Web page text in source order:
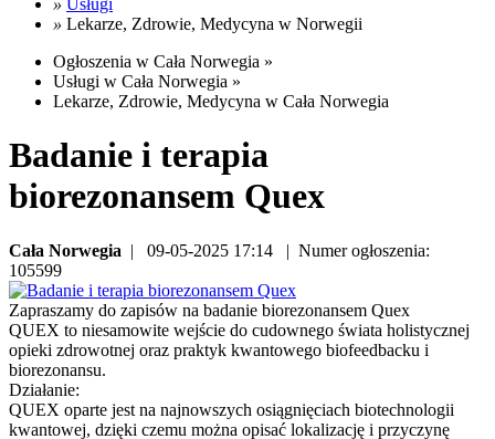
» Usługi
» Lekarze, Zdrowie, Medycyna w Norwegii
Ogłoszenia w Cała Norwegia »
Usługi w Cała Norwegia »
Lekarze, Zdrowie, Medycyna w Cała Norwegia
Badanie i terapia
biorezonansem Quex
Cała Norwegia | 09-05-2025 17:14 | Numer ogłoszenia:
105599
Zapraszamy do zapisów na badanie biorezonansem Quex
QUEX to niesamowite wejście do cudownego świata holistycznej
opieki zdrowotnej oraz praktyk kwantowego biofeedbacku i
biorezonansu.
Działanie:
QUEX oparte jest na najnowszych osiągnięciach biotechnologii
kwantowej, dzięki czemu można opisać lokalizację i przyczynę